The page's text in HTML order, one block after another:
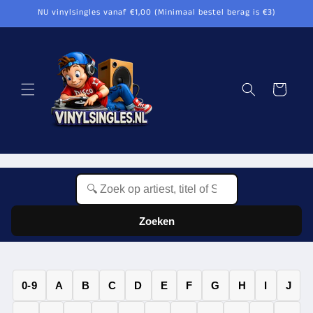
naar de
content
NU vinylsingles vanaf €1,00 (Minimaal bestel berag is €3)
Winkelwagen
Zoeken
0-9 A B C D E F G H I J